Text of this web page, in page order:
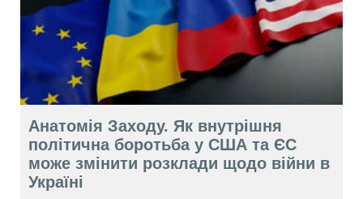
Анатомія Заходу. Як внутрішня
політична боротьба у США та ЄС
може змінити розклади щодо війни в
Україні